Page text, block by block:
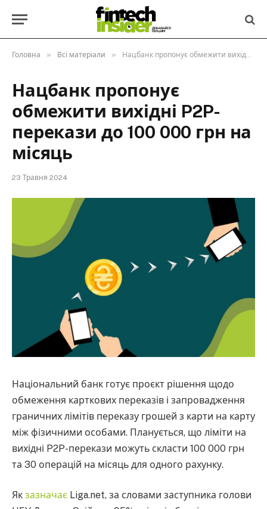
Головна » Всі матеріали » Нацбанк пропонує обмежити вихідні P2P-перекази до 100 000 грн на місяць
Нацбанк пропонує
обмежити вихідні P2P-
перекази до 100 000 грн на
місяць
23 Травня 2024
Національний банк готує проєкт рішення щодо
обмеження карткових переказів і запровадження
граничних лімітів переказу грошей з карти на карту
між фізичними особами. Планується, що ліміти на
вихідні P2P-перекази можуть скласти 100 000 грн
та 30 операцій на місяць для одного рахунку.
Як зазначає Liga.net, за словами заступника голови